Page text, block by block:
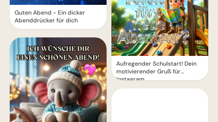
Guten Abend - Ein dicker
Abenddrücker für dich
Aufregender Schulstart! Dein
motivierender Gruß für
Instagram